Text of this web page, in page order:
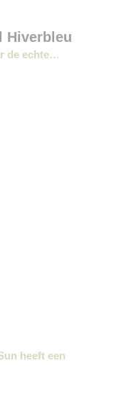
Hiverbleu
de echte…
heeft een